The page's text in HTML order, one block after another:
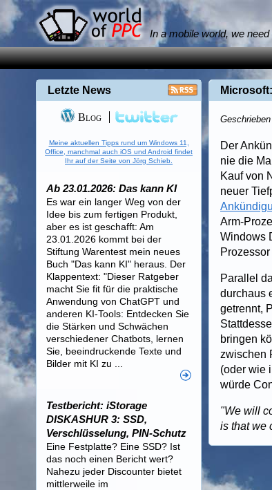
In a mobile world, we
Der
nie die
Kauf von
neuer
Arm-
Windows
Parallel
durchaus
getrennt,
bringen
zwischen
(oder wie
würde
"We will
is that we
Letzte News
Blog
Meine aktuellen Tipps rund um Windows 11,
Office, manchmal auch iOS und Android findet
Ihr auf der Seite von Jörg Schieb.
Ab 23.01.2026: Das kann KI
Es war ein langer Weg von der
Idee bis zum fertigen Produkt,
aber es ist geschafft: Am
23.01.2026 kommt bei der
Stiftung Warentest mein neues
Buch "Das kann KI" heraus. Der
Klappentext: "Dieser Ratgeber
macht Sie fit für die praktische
Anwendung von ChatGPT und
anderen KI-Tools: Entdecken Sie
die Stärken und Schwächen
verschiedener Chatbots, lernen
Sie, beeindruckende Texte und
Bilder mit KI zu ...
Testbericht: iStorage
DISKASHUR 3: SSD,
Verschlüsselung, PIN-Schutz
Eine Festplatte? Eine SSD? Ist
das noch einen Bericht wert?
Nahezu jeder Discounter bietet
mittlerweile im